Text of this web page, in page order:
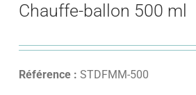
Chauffe-ballon 500 ml
Référence : STDFMM-500